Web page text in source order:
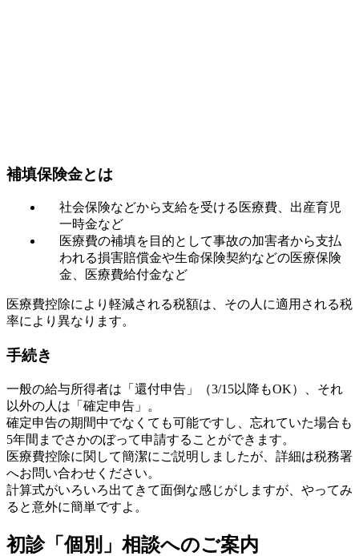
補填保険金とは
社会保険などから支給を受ける医療費、出産育児
一時金など
医療費の補填を目的として事故の加害者から支払
われる損害賠償金や生命保険契約などの医療保険
金、医療費給付金など
医療費控除により軽減される税額は、その人に適用される税
率により異なります。
手続き
一般の給与所得者は「還付申告」（3/15以降もOK）、それ
以外の人は「確定申告」。
確定申告の期間中でなくても可能ですし、忘れていた場合も
5年間までさかのぼって申請することができます。
医療費控除に関して簡潔にご説明しましたが、詳細は税務署
へお問い合わせください。
計算式がいろいろ出てきて面倒な感じがしますが、やってみ
ると意外に簡単ですよ。
初診「個別」相談へのご案内